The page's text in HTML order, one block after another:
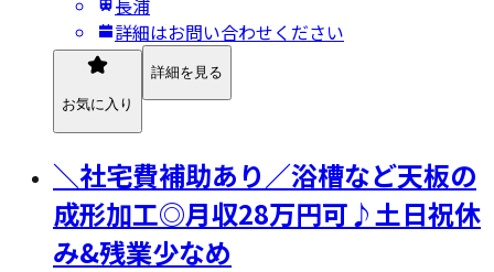
長浦
詳細はお問い合わせください
お気に入り
詳細を見る
＼社宅費補助あり／浴槽など天板の
成形加工◎月収28万円可♪土日祝休
み&残業少なめ